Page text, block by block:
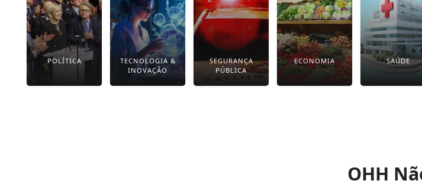
POLÍTICA
TECNOLOGIA &
INOVAÇÃO
SEGURANÇA
PÚBLICA
ECONOMIA SAÚDE
OHH